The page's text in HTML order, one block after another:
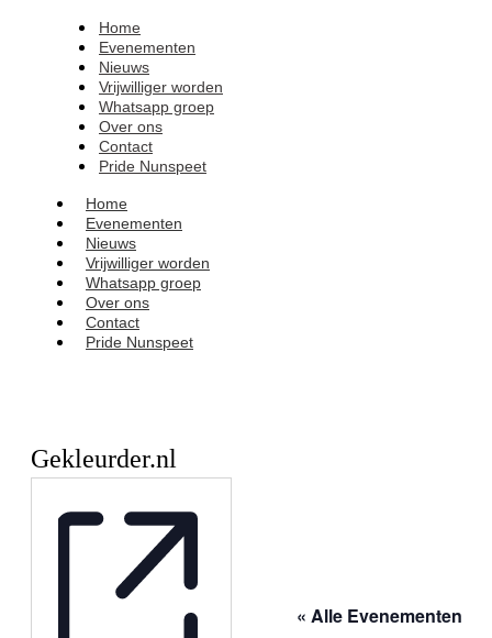
Home
Evenementen
Nieuws
Vrijwilliger worden
Whatsapp groep
Over ons
Contact
Pride Nunspeet
Home
Evenementen
Nieuws
Vrijwilliger worden
Whatsapp groep
Over ons
Contact
Pride Nunspeet
Gekleurder.nl
« Alle Evenementen